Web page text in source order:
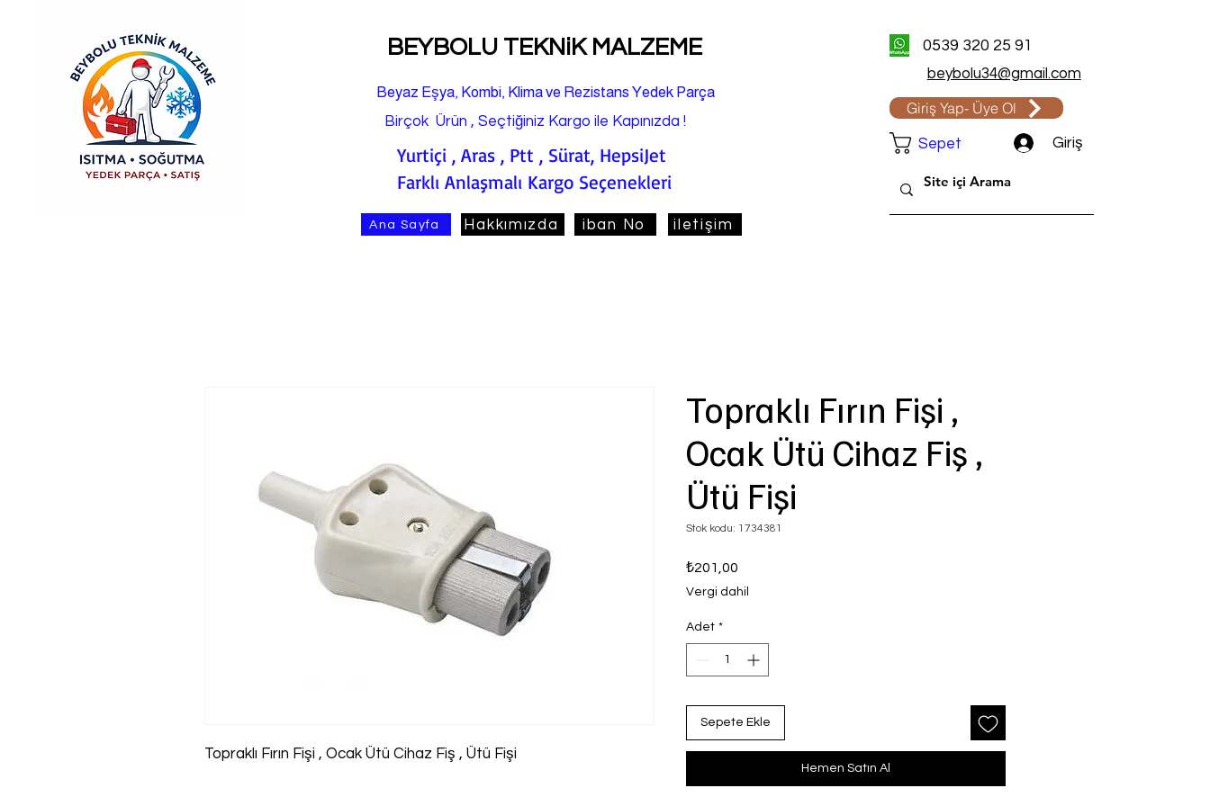
BEYBOLU TEKNiK MALZEME
Beyaz Eşya, Kombi, Klima ve Rezistans Yedek Parça
Birçok Ürün , Seçtiğiniz Kargo ile Kapınızda !
Yurtiçi , Aras , Ptt , Sürat, HepsiJet
Farklı Anlaşmalı Kargo Seçenekleri
Ana Sayfa Hakkımızda iban No iletişim
0539 320 25 91
beybolu34@gmail.com
Giriş Yap- Üye Ol
Sepet Giriş
Topraklı Fırın Fişi , Ocak Ütü Cihaz Fiş , Ütü Fişi
Topraklı Fırın Fişi ,
Ocak Ütü Cihaz Fiş ,
Ütü Fişi
Stok kodu: 1734381
₺201,00
Vergi dahil
Adet *
Sepete Ekle
Hemen Satın Al